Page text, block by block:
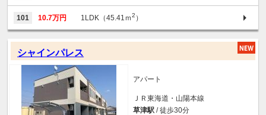
101 10.7万円 1LDK（45.41ｍ2 ）
シャインパレス
アパート
ＪＲ東海道・山陽本線
草津駅 / 徒歩30分